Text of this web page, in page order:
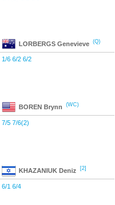
LORBERGS Genevieve (Q)
1/6 6/2 6/2
BOREN Brynn (WC)
7/5 7/6(2)
KHAZANIUK Deniz [2]
6/1 6/4